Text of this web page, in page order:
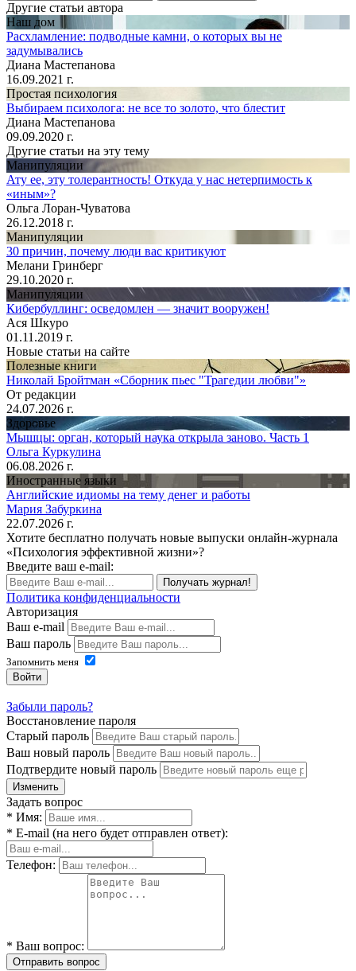
Другие статьи автора
Наш дом
Расхламление: подводные камни, о которых вы не
задумывались
Диана Мастепанова
16.09.2021 г.
Простая психология
Выбираем психолога: не все то золото, что блестит
Диана Мастепанова
09.09.2020 г.
Другие статьи на эту тему
Манипуляции
Ату ее, эту толерантность! Откуда у нас нетерпимость к
«иным»?
Ольга Лоран-Чуватова
26.12.2018 г.
Манипуляции
30 причин, почему люди вас критикуют
Мелани Гринберг
29.10.2020 г.
Манипуляции
Кибербуллинг: осведомлен — значит вооружен!
Ася Шкуро
01.11.2019 г.
Новые статьи на сайте
Полезные книги
Николай Бройтман «Сборник пьес "Трагедии любви"»
От редакции
24.07.2026 г.
Здоровье
Мышцы: орган, который наука открыла заново. Часть 1
Ольга Куркулина
06.08.2026 г.
Иностранные языки
Английские идиомы на тему денег и работы
Мария Забуркина
22.07.2026 г.
Хотите бесплатно получать новые выпуски онлайн-журнала
«Психология эффективной жизни»?
Введите ваш e-mail:
Получать журнал!
Политика конфиденциальности
Авторизация
Ваш e-mail
Ваш пароль
Запомнить меня
Войти
Забыли пароль?
Восстановление пароля
Старый пароль
Ваш новый пароль
Подтвердите новый пароль
Изменить
Задать вопрос
* Имя:
* E-mail (на него будет отправлен ответ):
Телефон:
* Ваш вопрос:
Отправить вопрос